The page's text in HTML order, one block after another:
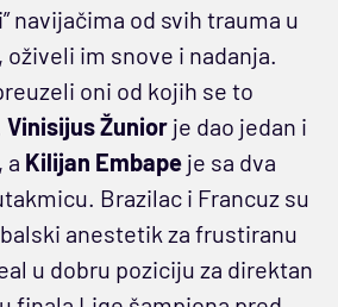
navijačima od svih trauma u
im snove i nadanja.
oni od kojih se to
VinisijusŽunior je dao jedan i
a Kilijan Embape je sa dva
Brazilac i Francuz su
anestetik za frustiranu
u dobru poziciju za direktan